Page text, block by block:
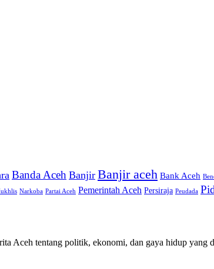
Banda Aceh Banjir Banjir aceh Bank Aceh
Narkoba Partai Aceh Pemerintah Aceh Persiraja Peudada
Aceh tentang politik, ekonomi, dan gaya hidup